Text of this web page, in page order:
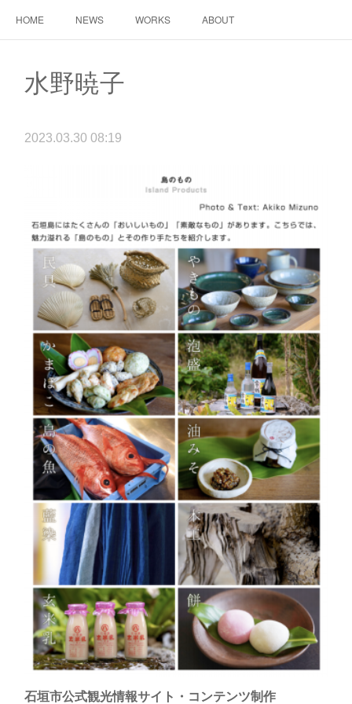
HOME NEWS WORKS ABOUT
水野暁子
2023.03.30 08:19
石垣市公式観光情報サイト・コンテンツ制作